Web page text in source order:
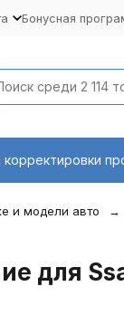
Бонусная
и модели авто
для